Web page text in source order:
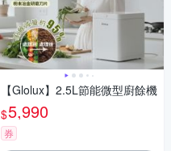
【Glolux】2.5L節能微型廚餘機
$5,990
券